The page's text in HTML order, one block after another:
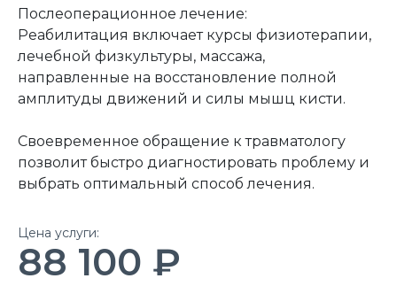
Послеоперационное лечение:
Реабилитация включает курсы физиотерапии,
лечебной физкультуры, массажа,
направленные на восстановление полной
амплитуды движений и силы мышц кисти.
Своевременное обращение к травматологу
позволит быстро диагностировать проблему и
выбрать оптимальный способ лечения.
Цена услуги:
88 100 ₽